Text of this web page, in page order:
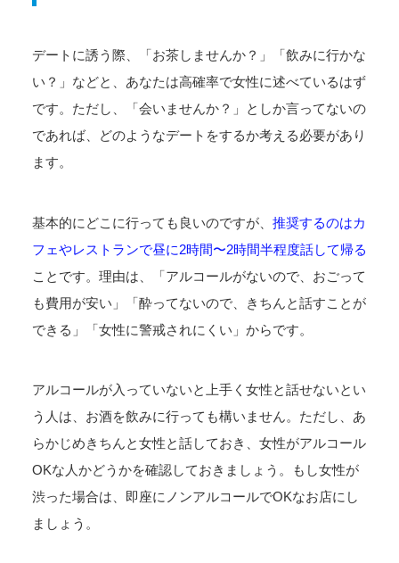
デートに誘う際、「お茶しませんか？」「飲みに行かな
い？」などと、あなたは高確率で女性に述べているはず
です。ただし、「会いませんか？」としか言ってないの
であれば、どのようなデートをするか考える必要があり
ます。
基本的にどこに行っても良いのですが、 推奨するのはカ
フェやレストランで昼に2時間〜2時間半程度話して帰る
ことです。理由は、「アルコールがないので、おごって
も費用が安い」「酔ってないので、きちんと話すことが
できる」「女性に警戒されにくい」からです。
アルコールが入っていないと上手く女性と話せないとい
う人は、お酒を飲みに行っても構いません。ただし、あ
らかじめきちんと女性と話しておき、女性がアルコール
OKな人かどうかを確認しておきましょう。もし女性が
渋った場合は、即座にノンアルコールでOKなお店にし
ましょう。